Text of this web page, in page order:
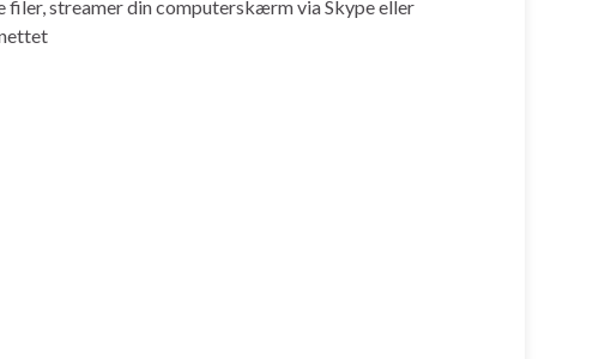
filer, streamer din computerskærm via Skype eller